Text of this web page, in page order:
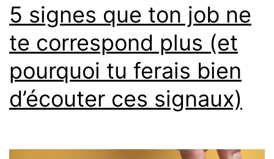
5 signes que ton job ne
te correspond plus (et
pourquoi tu ferais bien
d’écouter ces signaux)